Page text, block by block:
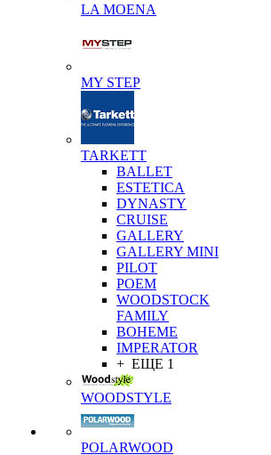
LA MOENA
MY STEP
TARKETT
BALLET
ESTETICA
DYNASTY
CRUISE
GALLERY
GALLERY MINI
PILOT
POEM
WOODSTOCK
FAMILY
BOHEME
IMPERATOR
+ ЕЩЕ 1
WOODSTYLE
POLARWOOD